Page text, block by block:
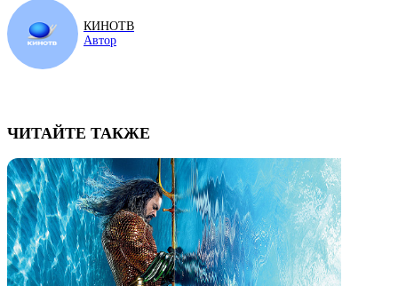
КИНОТВ
Автор
ЧИТАЙТЕ ТАКЖЕ